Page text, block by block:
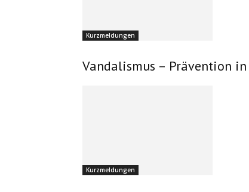
Kurzmeldungen
Vandalismus – Prävention
Kurzmeldungen